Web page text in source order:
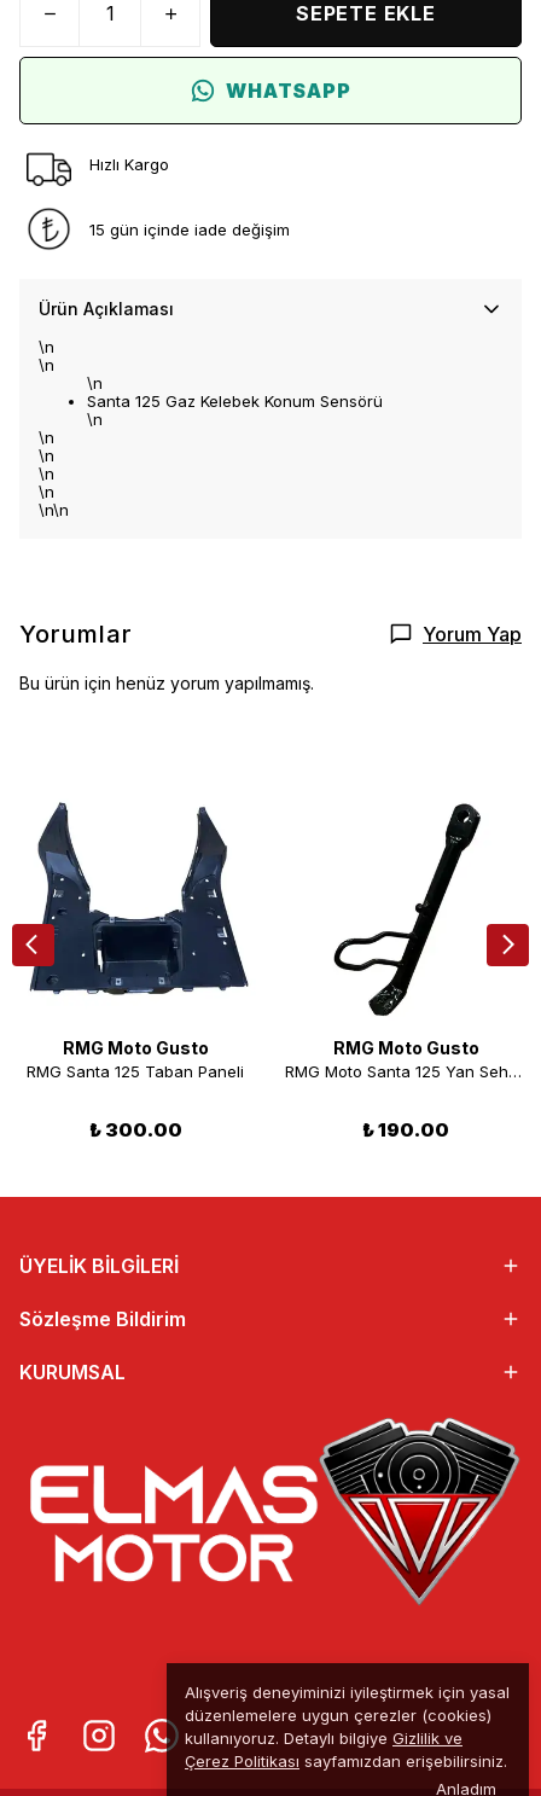
Alışveriş deneyiminizi iyileştirmek için yasal
düzenlemelere uygun çerezler (cookies)
kullanıyoruz. Detaylı bilgiye Gizlilik ve
Çerez Politikası sayfamızdan erişebilirsiniz.
Anladım
SEPETE EKLE
WHATSAPP
Hızlı Kargo
15 gün içinde iade değişim
Ürün Açıklaması
\n
\n
\n
Santa 125 Gaz Kelebek Konum Sensörü
\n
\n
\n
\n
\n
\n\n
Yorumlar Yorum Yap
Bu ürün için henüz yorum yapılmamış.
RMG Moto Gusto
RMG Santa 125 Taban Paneli
₺ 300.00
RMG Moto Gusto
RMG Moto Santa 125 Yan Sehpa
₺ 190.00
ÜYELİK BİLGİLERİ
Sözleşme Bildirim
KURUMSAL